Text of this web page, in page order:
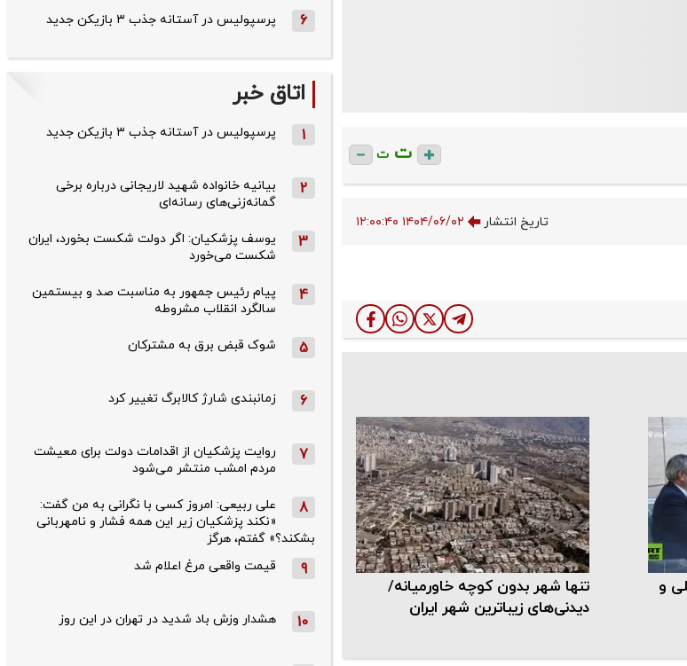
ت ت
تاریخ انتشار ۱۴۰۴/۰۶/۰۲ ۱۲:۰۰:۴۰
و
تنها شهر بدون کوچه خاورمیانه/
دیدنی‌های زیباترین شهر ایران
6 پرسپولیس در آستانه جذب ۳ بازیکن جدید
اتاق خبر
1 پرسپولیس در آستانه جذب ۳ بازیکن جدید
2
بیانیه خانواده شهید لاریجانی درباره برخی
گمانه‌زنی‌های رسانه‌ای
3
یوسف پزشکیان: اگر دولت شکست بخورد، ایران
شکست می‌خورد
4
پیام رئیس جمهور به مناسبت صد و بیستمین
سالگرد انقلاب مشروطه
5 شوک قبض برق به مشترکان
6 زمانبندی شارژ کالابرگ تغییر کرد
7
روایت پزشکیان از اقدامات دولت برای معیشت
مردم امشب منتشر می‌شود
8
علی ربیعی: امروز کسی با نگرانی به من گفت:
«نکند پزشکیان زیر این همه فشار و نامهربانی
بشکند؟» گفتم، هرگز
9 قیمت واقعی مرغ اعلام شد
10 هشدار وزش باد شدید در تهران در این روز